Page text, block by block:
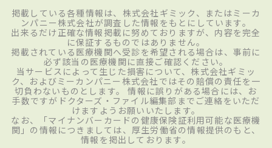
掲載している各種情報は、株式会社ギミック、またはミーカ
ンパニー株式会社が調査した情報をもとにしています。
出来るだけ正確な情報掲載に努めておりますが、内容を完全
に保証するものではありません。
掲載されている医療機関へ受診を希望される場合は、事前に
必ず該当の医療機関に直接ご確認ください。
当サービスによって生じた損害について、株式会社ギミッ
ク、およびミーカンパニー株式会社ではその賠償の責任を一
切負わないものとします。 情報に誤りがある場合には、お
手数ですがドクターズ・ファイル編集部までご連絡をいただ
けますようお願いいたします。
なお、「マイナンバーカードの健康保険証利用可能な医療機
関」の情報につきましては、厚生労働省の情報提供のもと、
情報を掲出しております。